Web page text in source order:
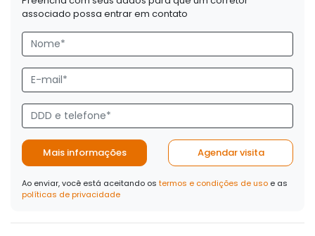
associado possa entrar em contato
Mais informações Agendar visita
Ao enviar, você está aceitando os termos e condições de uso e as
políticas de privacidade